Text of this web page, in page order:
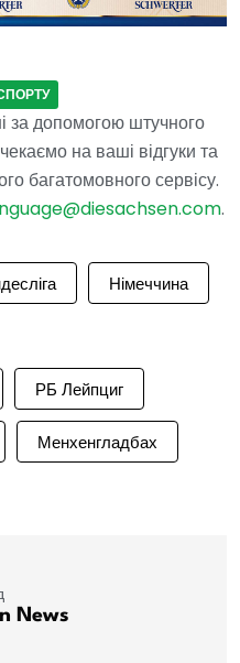
за допомогою штучного
на ваші відгуки та
багатомовного сервісу.
.
Німеччина
РБ Лейпциг
Менхенгладбах
News